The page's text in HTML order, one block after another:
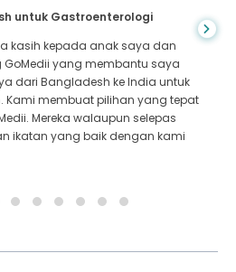
untuk Gastroenterologi
kasih kepada anak saya dan
yang membantu saya
dari Bangladesh ke India untuk
membuat pilihan yang tepat
Mereka walaupun selepas
ikatan yang baik dengan kami